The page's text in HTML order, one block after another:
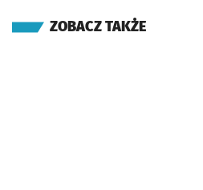
ZOBACZ TAKŻE